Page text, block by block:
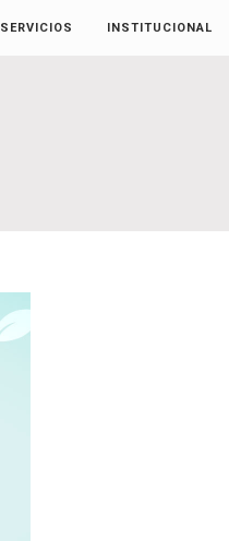
SERVICIOS INSTITUCIONAL